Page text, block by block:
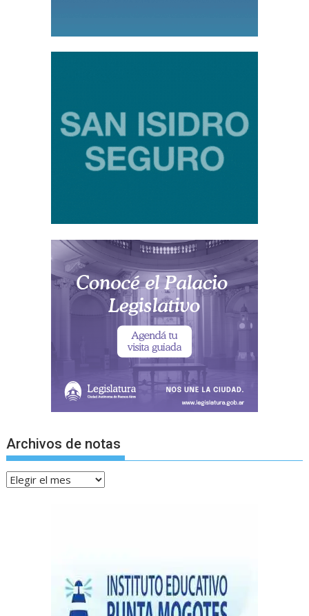
Archivos de notas
Archivos